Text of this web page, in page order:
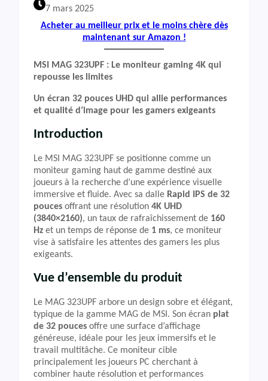
7 mars 2025
Acheter au meilleur prix et le moins chère dès
maintenant sur Amazon !
MSI MAG 323UPF : Le moniteur gaming 4K qui
repousse les limites
Un écran 32 pouces UHD qui allie performances
et qualité d’image pour les gamers exigeants
Introduction
Le MSI MAG 323UPF se positionne comme un
moniteur gaming haut de gamme destiné aux
joueurs à la recherche d’une expérience visuelle
immersive et fluide. Avec sa dalle Rapid IPS de 32
pouces offrant une résolution 4K UHD
(3840×2160), un taux de rafraîchissement de 160
Hz et un temps de réponse de 1 ms, ce moniteur
vise à satisfaire les attentes des gamers les plus
exigeants.
Vue d’ensemble du produit
Le MAG 323UPF arbore un design sobre et élégant,
typique de la gamme MAG de MSI. Son écran plat
de 32 pouces offre une surface d’affichage
généreuse, idéale pour les jeux immersifs et le
travail multitâche. Ce moniteur cible
principalement les joueurs PC cherchant à
combiner haute résolution et performances